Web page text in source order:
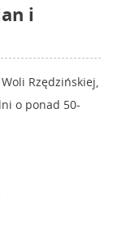
i
Rzędzińskiej,
o ponad 50-